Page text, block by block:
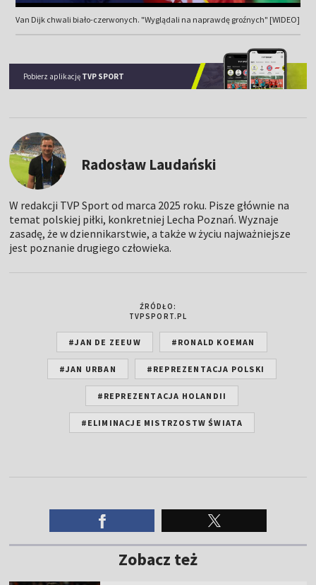
Van Dijk chwali biało-czerwonych. "Wyglądali na naprawdę groźnych" [WIDEO]
Pobierz aplikację TVP SPORT
Radosław Laudański
W redakcji TVP Sport od marca 2025 roku. Pisze głównie na
temat polskiej piłki, konkretniej Lecha Poznań. Wyznaje
zasadę, że w dziennikarstwie, a także w życiu najważniejsze
jest poznanie drugiego człowieka.
ŹRÓDŁO:
TVPSPORT.PL
#JAN DE ZEEUW #RONALD KOEMAN
#JAN URBAN #REPREZENTACJA POLSKI
#REPREZENTACJA HOLANDII
#ELIMINACJE MISTRZOSTW ŚWIATA
Zobacz też